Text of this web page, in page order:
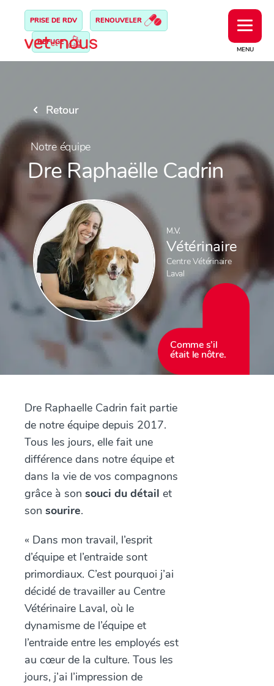
MENU
PRISE DE RDV RENOUVELER
REFUGE
Retour
Notre équipe
Dre Raphaëlle Cadrin
M.V.
Vétérinaire
Centre Vétérinaire
Laval
Comme s’il
était le nôtre.
Dre Raphaelle Cadrin fait partie
de notre équipe depuis 2017.
Tous les jours, elle fait une
différence dans notre équipe et
dans la vie de vos compagnons
grâce à son souci du détail et
son sourire.
« Dans mon travail, l’esprit
d’équipe et l’entraide sont
primordiaux. C’est pourquoi j’ai
décidé de travailler au Centre
Vétérinaire Laval, où le
dynamisme de l’équipe et
l’entraide entre les employés est
au cœur de la culture. Tous les
jours, j’ai l’impression de